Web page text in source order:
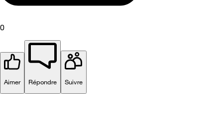
0
Aimer Répondre Suivre